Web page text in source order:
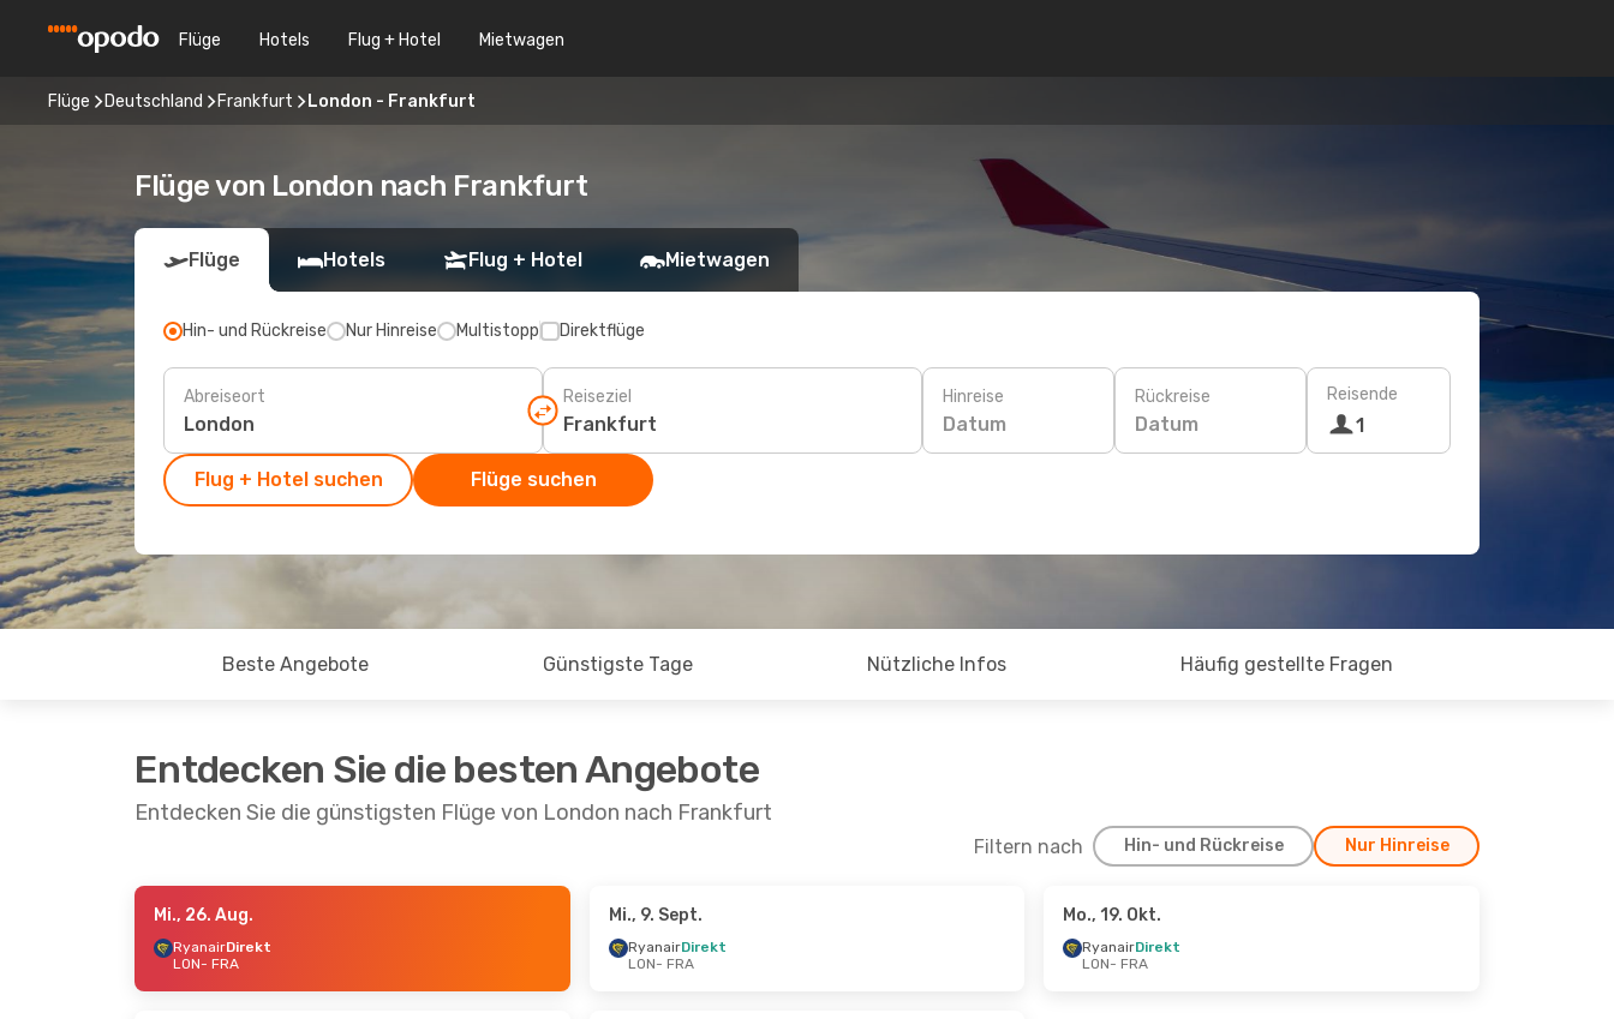
Flüge Hotels Flug + Hotel Mietwagen
Flüge Deutschland Frankfurt London - Frankfurt
Flüge von London nach Frankfurt
Flüge Hotels Flug + Hotel Mietwagen
Hin- und Rückreise Nur Hinreise Multistopp Direktflüge
Abreiseort Reiseziel Hinreise
Datum
Rückreise
Datum
Reisende
1
Flug + Hotel suchen Flüge suchen
Beste Angebote Günstigste Tage Nützliche Infos Häufig gestellte Fragen
Entdecken Sie die besten Angebote
Entdecken Sie die günstigsten Flüge von London nach Frankfurt
Filtern nach Hin- und Rückreise Nur Hinreise
- Do., 3. Sept. - Mo., 14. Sept. - Mi., 30. Sept.
Mi., 26. Aug.
RyanairDirekt
LON- FRA
Mi., 9. Sept.
RyanairDirekt
LON- FRA
Mo., 19. Okt.
RyanairDirekt
LON- FRA